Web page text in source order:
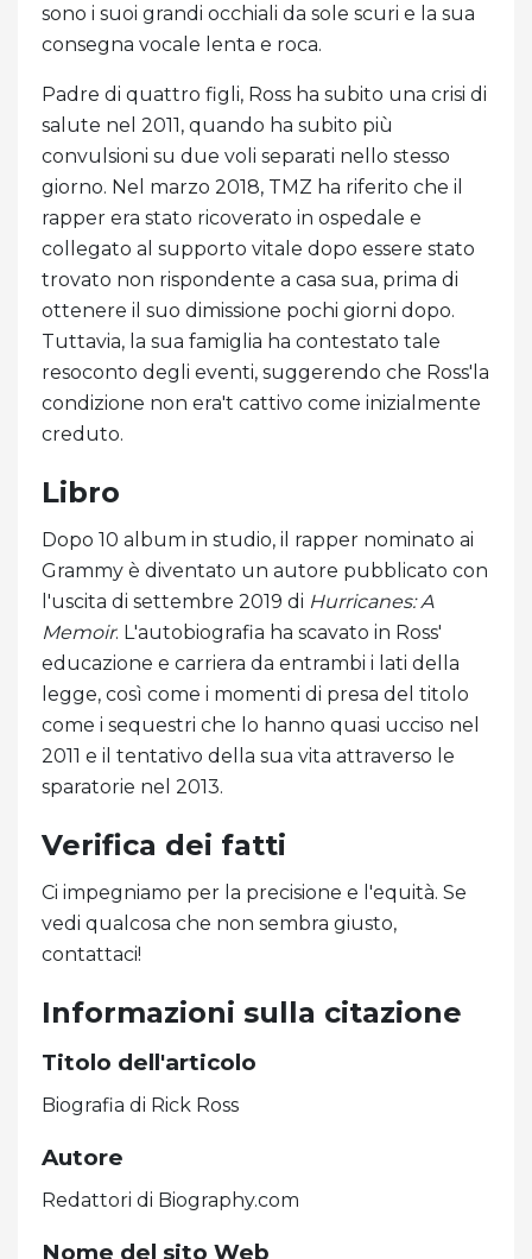
sono i suoi grandi occhiali da sole scuri e la sua
consegna vocale lenta e roca.
Padre di quattro figli, Ross ha subito una crisi di
salute nel 2011, quando ha subito più
convulsioni su due voli separati nello stesso
giorno. Nel marzo 2018, TMZ ha riferito che il
rapper era stato ricoverato in ospedale e
collegato al supporto vitale dopo essere stato
trovato non rispondente a casa sua, prima di
ottenere il suo dimissione pochi giorni dopo.
Tuttavia, la sua famiglia ha contestato tale
resoconto degli eventi, suggerendo che Ross'la
condizione non era't cattivo come inizialmente
creduto.
Libro
Dopo 10 album in studio, il rapper nominato ai
Grammy è diventato un autore pubblicato con
l'uscita di settembre 2019 di Hurricanes: A
Memoir. L'autobiografia ha scavato in Ross'
educazione e carriera da entrambi i lati della
legge, così come i momenti di presa del titolo
come i sequestri che lo hanno quasi ucciso nel
2011 e il tentativo della sua vita attraverso le
sparatorie nel 2013.
Verifica dei fatti
Ci impegniamo per la precisione e l'equità. Se
vedi qualcosa che non sembra giusto,
contattaci!
Informazioni sulla citazione
Titolo dell'articolo
Biografia di Rick Ross
Autore
Redattori di Biography.com
Nome del sito Web